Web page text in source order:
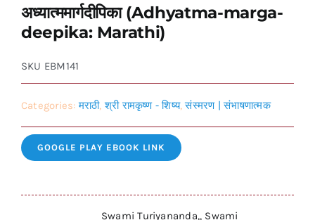
अध्यात्ममार्गदीपिका (Adhyatma-marga-
deepika: Marathi)
SKU EBM141
Categories:मराठी,श्री रामकृष्ण - शिष्य,संस्मरण | संभाषणात्मक
GOOGLE PLAY EBOOK LINK
Swami Turiyananda,, Swami